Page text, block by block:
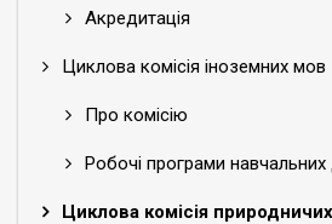
Акредитація
Циклова комісія іноземних мов
Про комісію
Робочі програми навчальних
Циклова комісія